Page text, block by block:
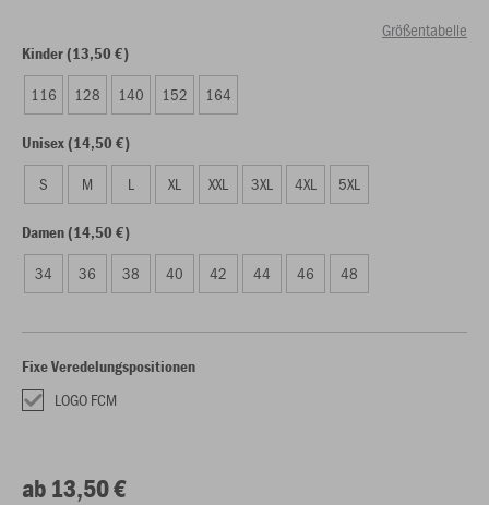
Größentabelle
Kinder (13,50 €)
116 128 140 152 164
Unisex (14,50 €)
S M L XL XXL 3XL 4XL 5XL
Damen (14,50 €)
34 36 38 40 42 44 46 48
Fixe Veredelungspositionen
LOGO FCM
ab 13,50 €